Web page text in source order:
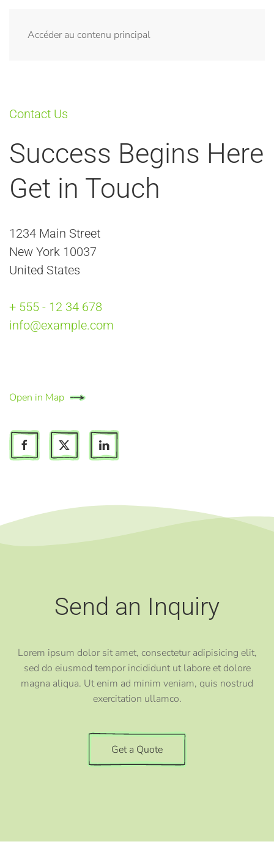
Accéder au contenu principal
Contact Us
Success Begins Here
Get in Touch
1234 Main Street
New York 10037
United States
+ 555 - 12 34 678
info@example.com
Open in Map
Send an Inquiry
Lorem ipsum dolor sit amet, consectetur adipisicing elit,
sed do eiusmod tempor incididunt ut labore et dolore
magna aliqua. Ut enim ad minim veniam, quis nostrud
exercitation ullamco.
Get a Quote